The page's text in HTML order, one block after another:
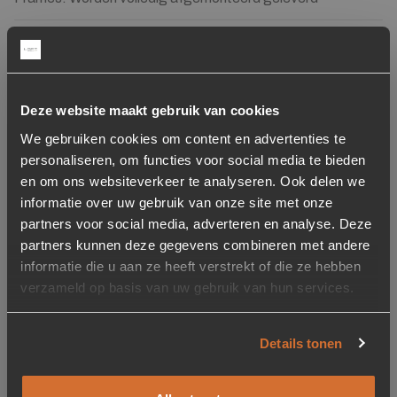
Deze website maakt gebruik van cookies
We gebruiken cookies om content en advertenties te
personaliseren, om functies voor social media te bieden
en om ons websiteverkeer te analyseren. Ook delen we
informatie over uw gebruik van onze site met onze
partners voor social media, adverteren en analyse. Deze
partners kunnen deze gegevens combineren met andere
informatie die u aan ze heeft verstrekt of die ze hebben
verzameld op basis van uw gebruik van hun services.
Details tonen
Ontwerper
Anna Kunst
Gerelateerde producten
Toevoegen aan verlanglijstje
Verwijderen van verlanglijst Toevoegen aan
Verwijderen van verlanglijst